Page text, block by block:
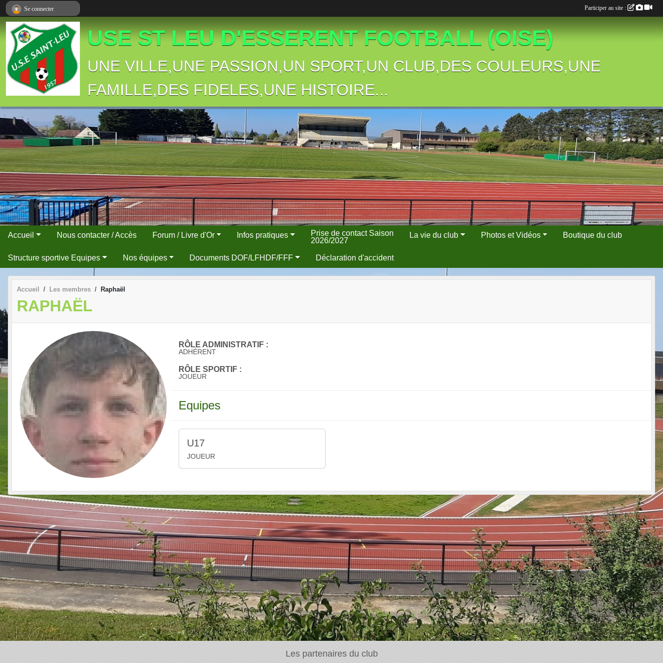
USE ST LEU D'ESSERENT FOOTBALL (OISE)
UNE VILLE,UNE PASSION,UN SPORT,UN CLUB,DES COULEURS,UNE
FAMILLE,DES FIDELES,UNE HISTOIRE...
Accueil Nous contacter / Accès Forum / Livre d'Or Infos pratiques
Prise de contact Saison
2026/2027
La vie du club Photos et Vidéos Boutique du club
Structure sportive Equipes Nos équipes Documents DOF/LFHDF/FFF Déclaration d'accident
Accueil Les membres Raphaël
RAPHAËL
RÔLE ADMINISTRATIF :
ADHÉRENT
RÔLE SPORTIF :
JOUEUR
Equipes
U17
JOUEUR
Les partenaires du club
Se connecter Participer au site :
Panneau de gestion des cookies